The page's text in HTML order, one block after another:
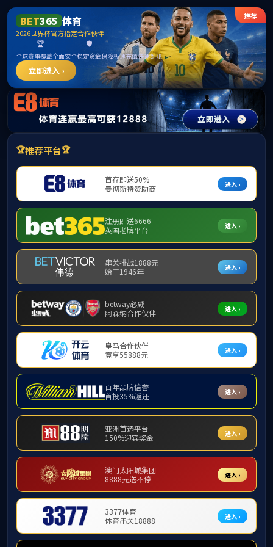
中国·必威(bw·西汉姆联)有限公司-Official
website
提示：访问地址无效，289/http:/297找不到对应的栏目！
首页 关闭此页